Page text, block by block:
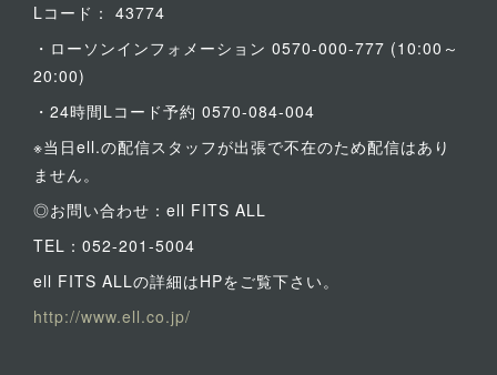
Lコード： 43774
・ローソンインフォメーション 0570-000-777 (10:00～
20:00)
・24時間Lコード予約 0570-084-004
※当日ell.の配信スタッフが出張で不在のため配信はあり
ません。
◎お問い合わせ：ell FITS ALL
TEL：052-201-5004
ell FITS ALLの詳細はHPをご覧下さい。
http://www.ell.co.jp/